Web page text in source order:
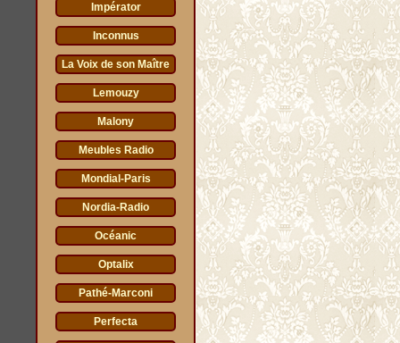
Impérator
Inconnus
La Voix de son Maître
Lemouzy
Malony
Meubles Radio
Mondial-Paris
Nordia-Radio
Océanic
Optalix
Pathé-Marconi
Perfecta